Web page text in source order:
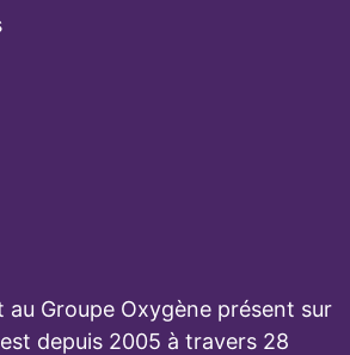
Groupe Oxygène présent sur
depuis 2005 à travers 28